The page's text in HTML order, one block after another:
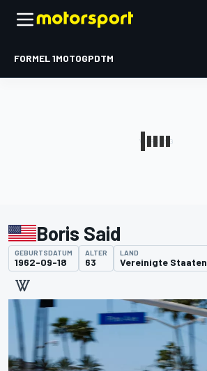
FORMEL 1MOTOGPDTM
Boris Said
GEBURTSDATUM
1962-09-18
ALTER
63
LAND
Vereinigte Staaten